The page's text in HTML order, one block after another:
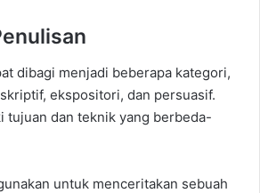
dibagi menjadi beberapa kategori,
ekspositori, dan persuasif.
tujuan dan teknik yang berbeda-
untuk menceritakan sebuah